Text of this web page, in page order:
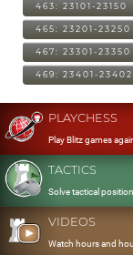
463: 23101-23150
465: 23201-23250
467: 23301-23350
469: 23401-23402
PLAYCHESS
Play Blitz games
TACTICS
Solve tactical
VIDEOS
Watch hours and